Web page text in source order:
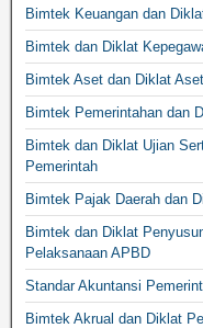
Bimtek Keuangan dan
Bimtek dan Diklat
Bimtek Aset dan Diklat
Bimtek Pemerintahan dan
Bimtek dan Diklat Ujian
Pemerintah
Bimtek Pajak Daerah dan
Bimtek dan Diklat
Pelaksanaan APBD
Standar Akuntansi
Bimtek Akrual dan Diklat